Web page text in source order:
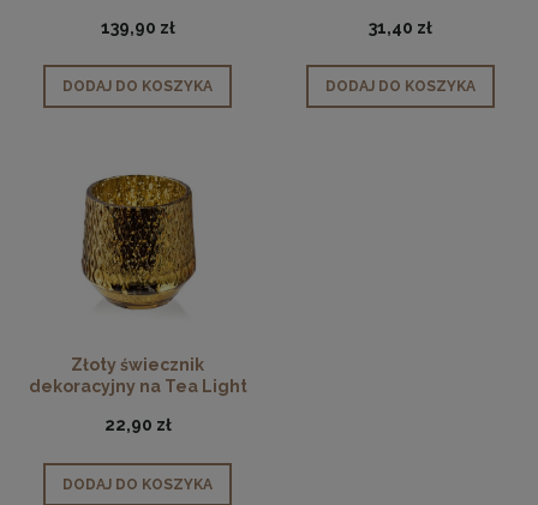
139,90 zł
DODAJ DO KOSZYKA
31,40 zł
DODAJ DO KOSZYKA
Złoty świecznik
dekoracyjny na Tea Light
22,90 zł
DODAJ DO KOSZYKA